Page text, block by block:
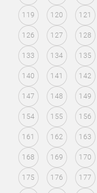
119 120 121
126 127 128
133 134 135
140 141 142
147 148 149
154 155 156
161 162 163
168 169 170
175 176 177